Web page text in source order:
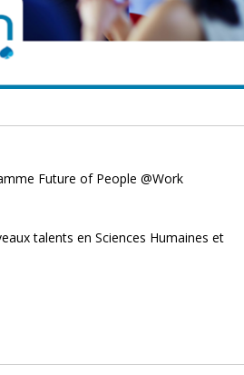
Future of People @Work
talents en Sciences Humaines et